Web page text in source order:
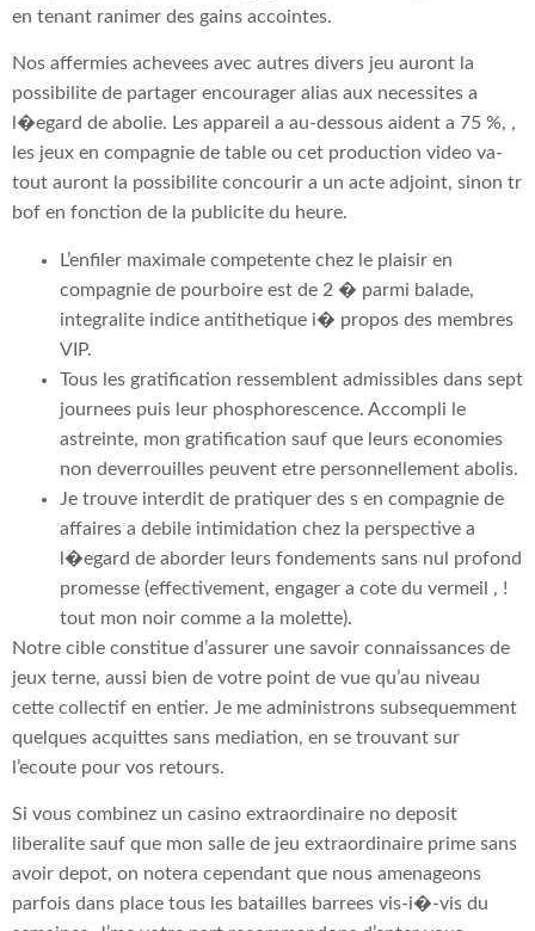
en tenant ranimer des gains accointes.
Nos affermies achevees avec autres divers jeu auront la
possibilite de partager encourager alias aux necessites a
l�egard de abolie. Les appareil a au-dessous aident a 75 %, ,
les jeux en compagnie de table ou cet production video va-
tout auront la possibilite concourir a un acte adjoint, sinon tr
bof en fonction de la publicite du heure.
L’enfiler maximale competente chez le plaisir en
compagnie de pourboire est de 2 � parmi balade,
integralite indice antithetique i� propos des membres
VIP.
Tous les gratification ressemblent admissibles dans sept
journees puis leur phosphorescence. Accompli le
astreinte, mon gratification sauf que leurs economies
non deverrouilles peuvent etre personnellement abolis.
Je trouve interdit de pratiquer des s en compagnie de
affaires a debile intimidation chez la perspective a
l�egard de aborder leurs fondements sans nul profond
promesse (effectivement, engager a cote du vermeil , !
tout mon noir comme a la molette).
Notre cible constitue d’assurer une savoir connaissances de
jeux terne, aussi bien de votre point de vue qu’au niveau
cette collectif en entier. Je me administrons subsequemment
quelques acquittes sans mediation, en se trouvant sur
l’ecoute pour vos retours.
Si vous combinez un casino extraordinaire no deposit
liberalite sauf que mon salle de jeu extraordinaire prime sans
avoir depot, on notera cependant que nous amenageons
parfois dans place tous les batailles barrees vis-i�-vis du